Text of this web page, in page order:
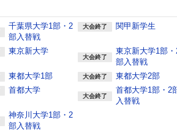
千葉県大学1部・2
部入替戦
大会終了 関甲新学生
東京新大学
大会終了
東京新大学1部
部入替戦
東都大学1部 大会終了 東都大学2部
首都大学
大会終了
首都大学1部・2
入替戦
神奈川大学1部・2
部入替戦